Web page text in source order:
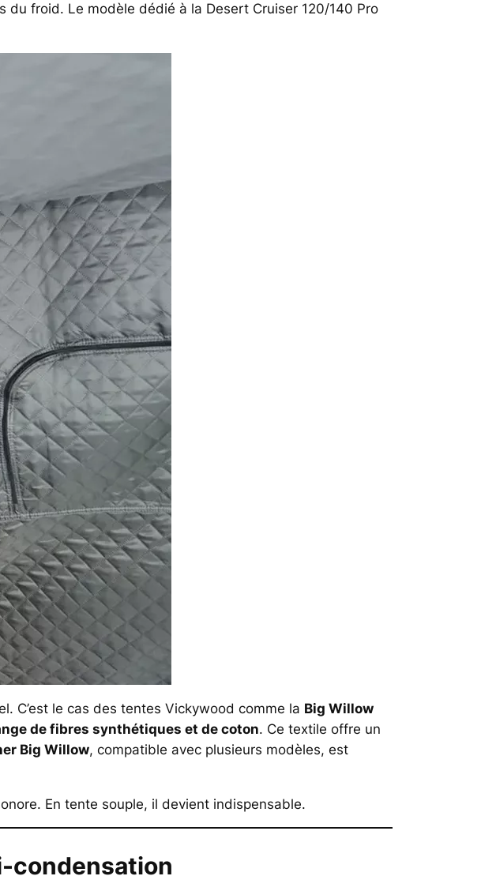
du froid. Le modèle dédié à la Desert Cruiser 120/140 Pro
C’est le cas des tentes Vickywood comme la Big Willow
de fibres synthétiques et de coton. Ce textile offre un
Big Willow, compatible avec plusieurs modèles, est
En tente souple, il devient indispensable.
condensation